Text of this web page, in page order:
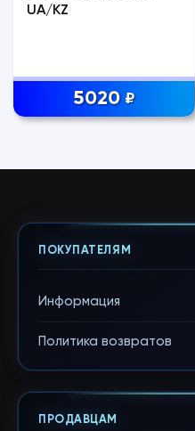
UA/KZ
5020 ₽
ПОКУПАТЕЛЯМ
Информация
Политика возвратов
ПРОДАВЦАМ